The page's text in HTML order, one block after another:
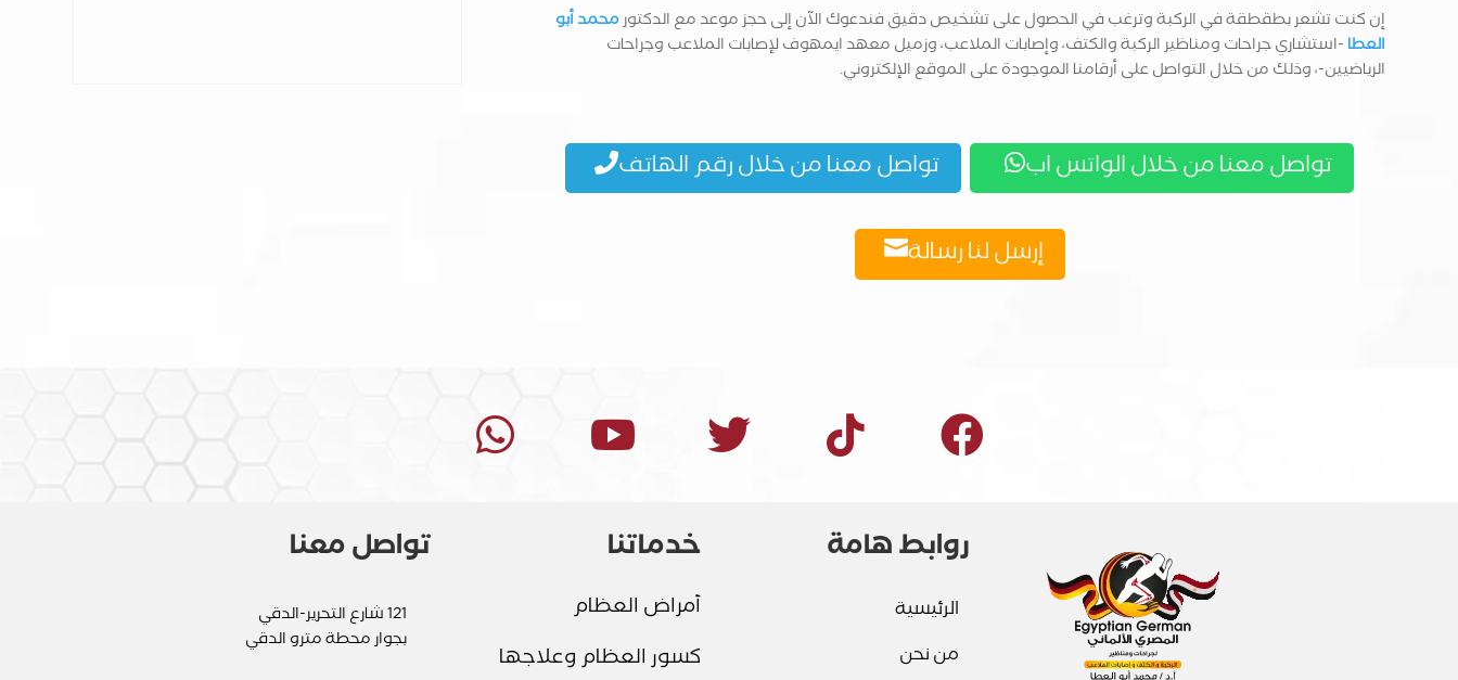
إن كنت تشعر بطقطقة في الركبة وترغب في الحصول على تشخيص دقيق فندعوك الآن إلى حجز موعد مع الدكتورمحمد أبو
العطا-استشاري جراحات ومناظير الركبة والكتف، وإصابات الملاعب، وزميل معهد ايمهوف لإصابات الملاعب وجراحات
الرياضيين-، وذلك من خلال التواصل على أرقامنا الموجودة على الموقع الإلكتروني.
تواصل معنا من خلال الواتس اب تواصل معنا من خلال رقم الهاتف
إرسل لنا رسالة





تواصل معنا
121 شارع التحرير-الدقي
بجوار محطة مترو الدقي
خدماتنا
أمراض العظام
كسور العظام وعلاجها
روابط هامة
الرئيسية
من نحن